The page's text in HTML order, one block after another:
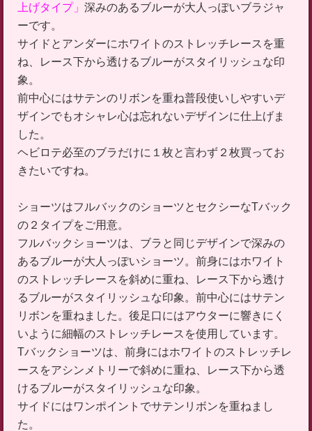
上げタイプ」 深みのあるブルーが大人っぽいブラジャ
ーです。
サイドとアンダーにホワイトのストレッチレースを重
ね、レース下から透けるブルーがスタイリッシュな印
象。
前中心にはサテンのリボンを重ね普段使いしやすいデ
ザインでもオシャレ心は忘れないデザインに仕上げま
した。
ヘビロテ必至のブラだけに１枚と言わず２枚買ってお
きたいですね。
ショーツはフルバックのショーツとセクシーなTバック
の２タイプをご用意。
フルバックショーツは、ブラと同じデザインで深みの
あるブルーが大人っぽいショーツ。前身にはホワイト
のストレッチレースを斜めに重ね、レース下から透け
るブルーがスタイリッシュな印象。前中心にはサテン
リボンを重ねました。後足口にはアウターに響きにく
いように細幅のストレッチレースを使用しています。
Tバックショーツは、前身にはホワイトのストレッチレ
ースをアシンメトリーで斜めに重ね、レース下から透
けるブルーがスタイリッシュな印象。
サイドにはワンポイントでサテンリボンを重ねまし
た。